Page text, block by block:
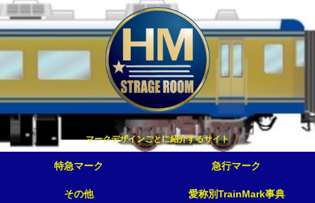
マークデザインごとに紹介するサイト
特急マーク 急行マーク
その他 愛称別TrainMark事典